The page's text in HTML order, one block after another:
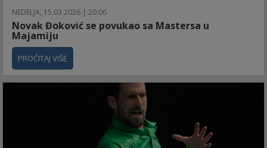
NEDELJA, 15.03.2026 | 20:06
Novak Đoković se povukao sa Mastersa u
Majamiju
PROČITAJ VIŠE